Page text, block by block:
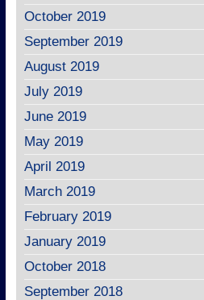
October 2019
September 2019
August 2019
July 2019
June 2019
May 2019
April 2019
March 2019
February 2019
January 2019
October 2018
September 2018